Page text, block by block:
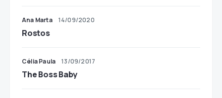
Ana Marta 14/09/2020
Rostos
Célia Paula 13/09/2017
The Boss Baby